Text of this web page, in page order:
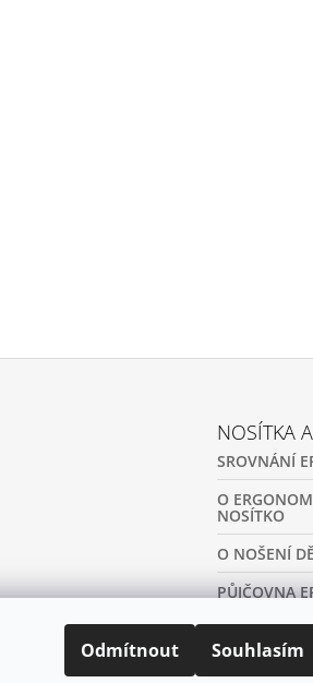
Odmítnout Souhlasím
NOSÍTKA
SROVNÁNÍ
O
NOSÍTKO
O NOŠENÍ
PŮJČOVNA
ARCHIV